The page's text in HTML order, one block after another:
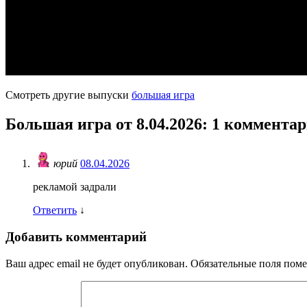
Смотреть другие выпуски большая игра
Большая игра от 8.04.2026: 1
юрий 08.04.2026
рекламой задрали
Ответить ↓
Добавить комментарий
Ваш адрес email не будет опубликован. Обязательные поля